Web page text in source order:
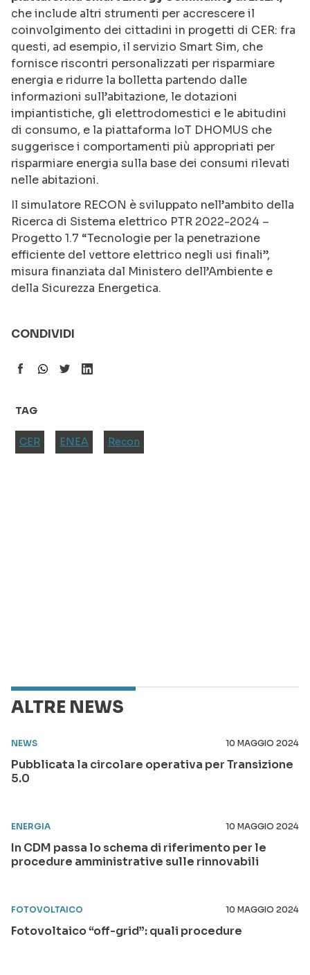
che include altri strumenti per accrescere il
coinvolgimento dei cittadini in progetti di CER: fra
questi, ad esempio, il servizio Smart Sim, che
fornisce riscontri personalizzati per risparmiare
energia e ridurre la bolletta partendo dalle
informazioni sull’abitazione, le dotazioni
impiantistiche, gli elettrodomestici e le abitudini
di consumo, e la piattaforma IoT DHOMUS che
suggerisce i comportamenti più appropriati per
risparmiare energia sulla base dei consumi rilevati
nelle abitazioni.
Il simulatore RECON è sviluppato nell’ambito della
Ricerca di Sistema elettrico PTR 2022-2024 –
Progetto 1.7 “Tecnologie per la penetrazione
efficiente del vettore elettrico negli usi finali”,
misura finanziata dal Ministero dell’Ambiente e
della Sicurezza Energetica.
CONDIVIDI
TAG
CER ENEA Recon
ALTRE NEWS
NEWS 10 MAGGIO 2024
Pubblicata la circolare operativa per Transizione
5.0
ENERGIA 10 MAGGIO 2024
In CDM passa lo schema di riferimento per le
procedure amministrative sulle rinnovabili
FOTOVOLTAICO 10 MAGGIO 2024
Fotovoltaico “off-grid”: quali procedure